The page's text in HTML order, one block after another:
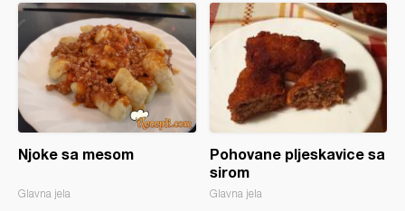
Njoke sa mesom
Glavna jela
Pohovane pljeskavice sa
sirom
Glavna jela